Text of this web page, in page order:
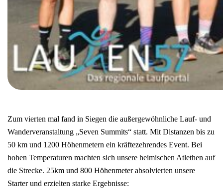
Zum vierten mal fand in Siegen die außergewöhnliche Lauf- und
Wanderveranstaltung „Seven Summits“ statt. Mit Distanzen bis zu
50 km und 1200 Höhenmetern ein kräftezehrendes Event. Bei
hohen Temperaturen machten sich unsere heimischen Atlethen auf
die Strecke. 25km und 800 Höhenmeter absolvierten unsere
Starter und erzielten starke Ergebnisse: